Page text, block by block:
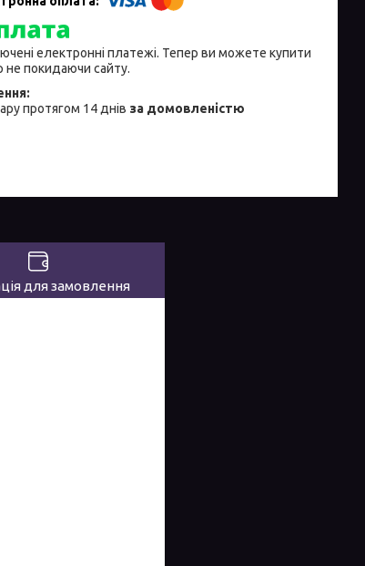
електронні платежі. Тепер ви можете купити
не покидаючи сайту.
протягом 14 днів за домовленістю
для замовлення